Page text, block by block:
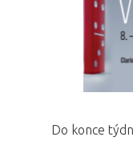
Do konce